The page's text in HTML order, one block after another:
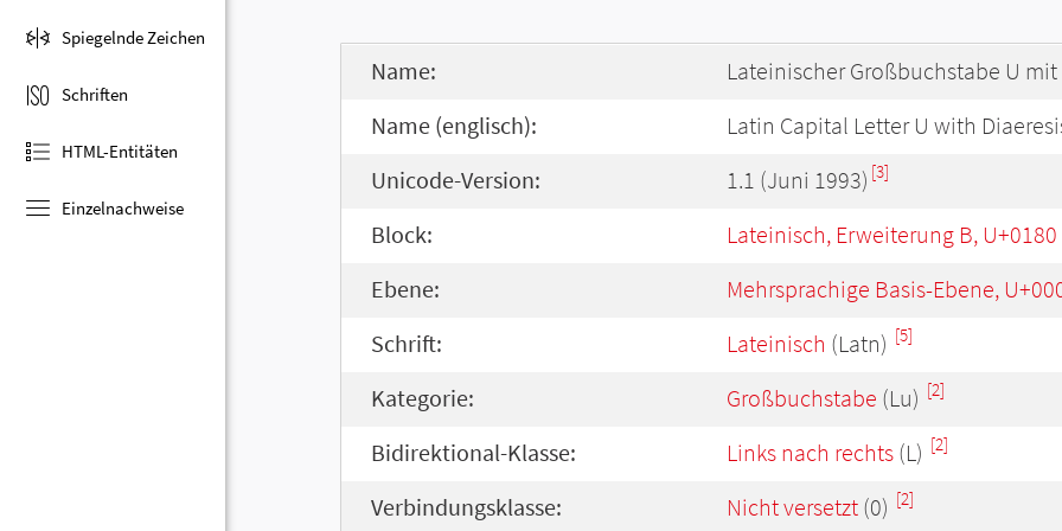
Spiegelnde Zeichen
Schriften
HTML-Entitäten
Einzelnachweise
Name:
Lateinischer Großbuchstabe U
Name (englisch):
Latin Capital Letter U with
Unicode-Version:
1.1 (Juni 1993) [3]
Block:
Lateinisch, Erweiterung B, U+0180
Ebene:
Mehrsprachige Basis-Ebene,
Schrift:
Lateinisch (Latn) [5]
Kategorie: Großbuchstabe (Lu) [2]
Bidirektional-Klasse: Links nach rechts (L) [2]
Verbindungsklasse: Nicht versetzt (0) [2]